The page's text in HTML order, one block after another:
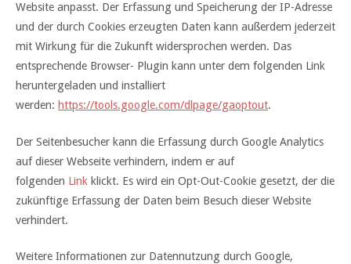
Website anpasst. Der Erfassung und Speicherung der IP-Adresse
und der durch Cookies erzeugten Daten kann außerdem jederzeit
mit Wirkung für die Zukunft widersprochen werden. Das
entsprechende Browser- Plugin kann unter dem folgenden Link
heruntergeladen und installiert
werden: https://tools.google.com/dlpage/gaoptout.
Der Seitenbesucher kann die Erfassung durch Google Analytics
auf dieser Webseite verhindern, indem er auf
folgenden Link klickt. Es wird ein Opt-Out-Cookie gesetzt, der die
zukünftige Erfassung der Daten beim Besuch dieser Website
verhindert.
Weitere Informationen zur Datennutzung durch Google,